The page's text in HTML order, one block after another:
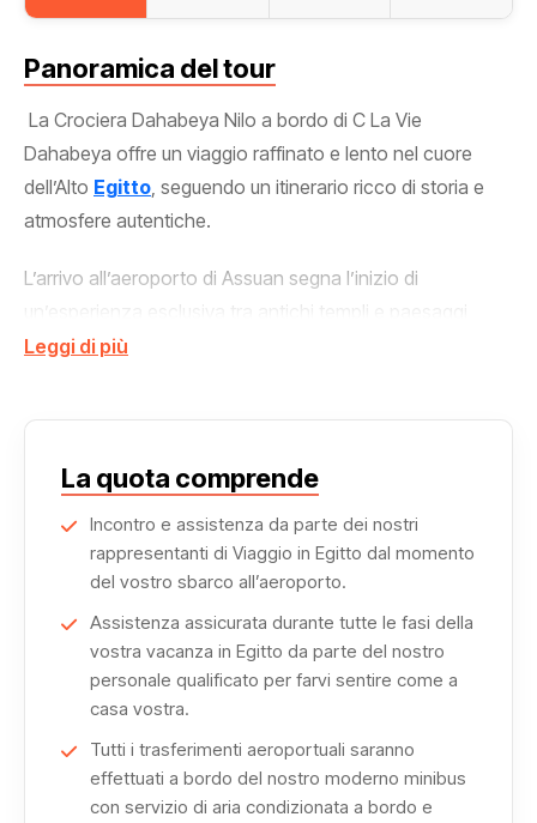
Panoramica del tour
La Crociera Dahabeya Nilo a bordo di C La Vie
Dahabeya offre un viaggio raffinato e lento nel cuore
dell’Alto Egitto, seguendo un itinerario ricco di storia e
atmosfere autentiche.
L’arrivo all’aeroporto di Assuan segna l’inizio di
un’esperienza esclusiva tra antichi templi e paesaggi
senza tempo.
verso l’isola di Herdiab, luogo di quiete e bellezza
naturale.
La navigazione conduce poi a Kom Ombo, dove sorge il
Sobek e Haroeris, esempio unico di tempio doppio.
Durante la rotta si raggiungono Edfu e il maestoso
Tempio di Edfu , uno dei meglio conservati d’Egitto, con
momenti suggestivi come l’alba ad Edfu, quando il Nilo si
Leggi di più
La quota comprende
Incontro e assistenza da parte dei nostri
rappresentanti di Viaggio in Egitto dal momento
del vostro sbarco all’aeroporto.
Assistenza assicurata durante tutte le fasi della
vostra vacanza in Egitto da parte del nostro
personale qualificato per farvi sentire come a
casa vostra.
Tutti i trasferimenti aeroportuali saranno
effettuati a bordo del nostro moderno minibus
con servizio di aria condizionata a bordo e